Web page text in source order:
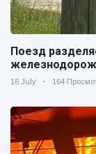
Поезд
16 July 164